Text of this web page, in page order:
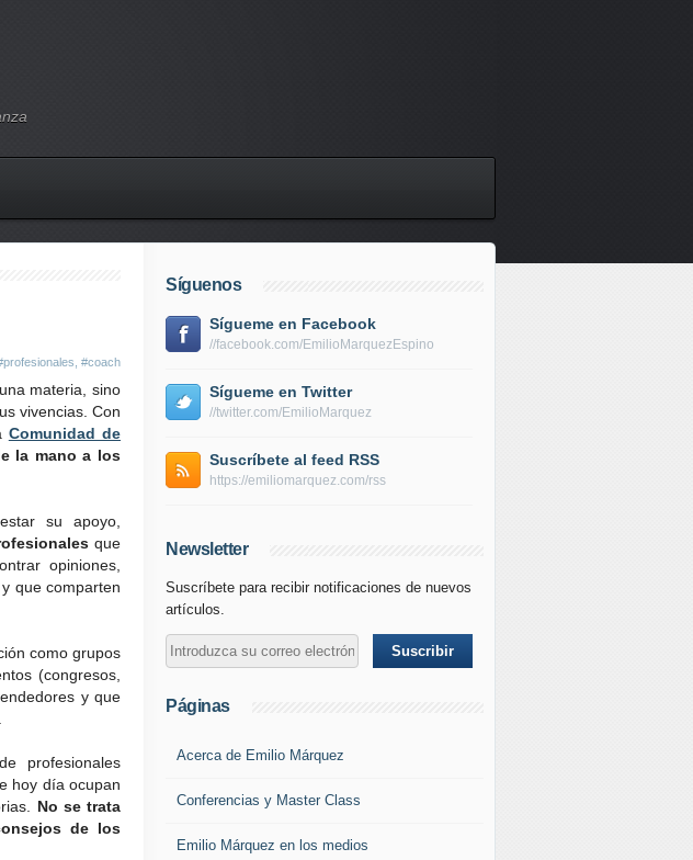
#coach
materia, sino
vivencias. Con
Comunidad de
la mano a los
su apoyo,
que
opiniones,
que comparten
como grupos
(congresos,
y que
profesionales
hoy día ocupan
No se trata
de los
Síguenos
Sígueme en Facebook
//facebook.com/EmilioMarquezEspino
Sígueme en Twitter
//twitter.com/EmilioMarquez
Suscríbete al feed RSS
https://emiliomarquez.com/rss
Newsletter
Suscríbete para recibir notificaciones de nuevos
artículos.
Páginas
Acerca de Emilio Márquez
Conferencias y Master Class
Emilio Márquez en los medios